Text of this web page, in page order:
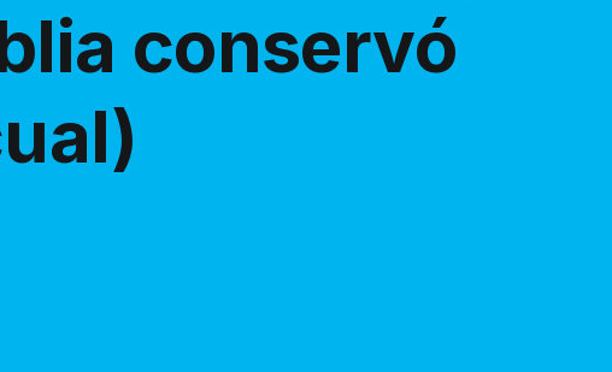
conservó